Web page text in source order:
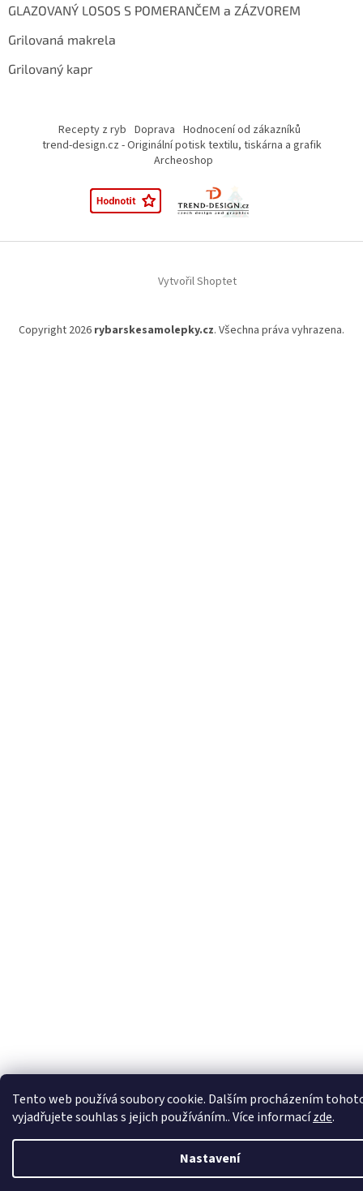
Tento web používá soubory cookie. Dalším procházením
vyjadřujete souhlas s jejich používáním.. Více informacízde.
Nastavení
GLAZOVANÝ LOSOS S POMERANČEM a ZÁZVOREM
Grilovaná makrela
Grilovaný kapr
Recepty z ryb Doprava Hodnocení od zákazníků
trend-design.cz - Originální potisk textilu, tiskárna a grafik
Archeoshop
Vytvořil Shoptet
Copyright 2026 rybarskesamolepky.cz. Všechna práva vyhrazena.